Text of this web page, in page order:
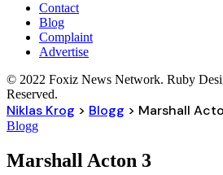
Contact
Blog
Complaint
Advertise
© 2022 Foxiz News Network. Ruby
Reserved.
Niklas Krog > Blogg > Marshall
Blogg
Marshall Acton 3